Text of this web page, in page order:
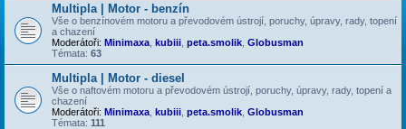
Multipla | Motor - benzín
Vše o benzínovém motoru a převodovém ústrojí, poruchy, úpravy, rady, topení
a chazení
Moderátoři: Minimaxa kubiii peta.smolik Globusman
Témata: 63
Multipla | Motor - diesel
Vše o naftovém motoru a převodovém ústrojí, poruchy, úpravy, rady, topení a
chazení
Moderátoři: Minimaxa kubiii peta.smolik Globusman
Témata: 111